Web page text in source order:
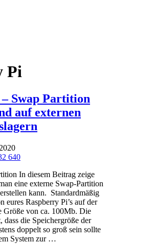
Pi
Swap Partition
auf externen
In diesem Beitrag zeige
eine externe Swap-Partition
kann. Standardmäßig
eures Raspberry Pi’s auf der
Größe von ca. 100Mb. Die
dass die Speichergröße der
doppelt so groß sein sollte
System zur …